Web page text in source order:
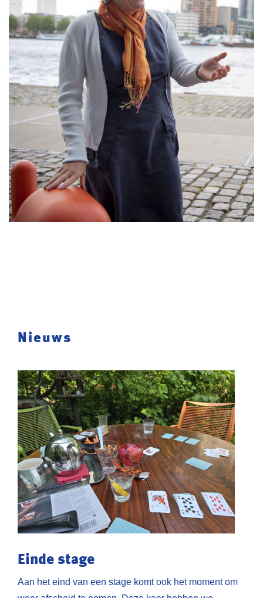
Nieuws
Einde stage
Aan het eind van een stage komt ook het moment om